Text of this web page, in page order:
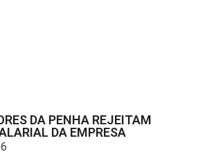
DA PENHA REJEITAM
DA EMPRESA